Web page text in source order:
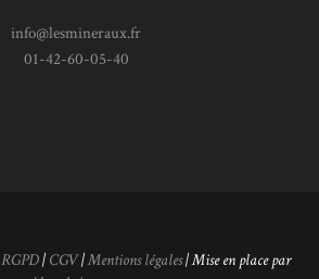
info@lesmineraux.fr
01-42-60-05-40
RGPD| CGV|Mentions légales| Mise en place par